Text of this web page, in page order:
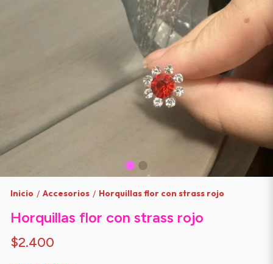
Inicio / Accesorios / Horquillas flor con strass rojo
Horquillas flor con strass rojo
$2.400